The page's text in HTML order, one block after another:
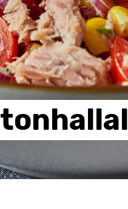
tonhallal